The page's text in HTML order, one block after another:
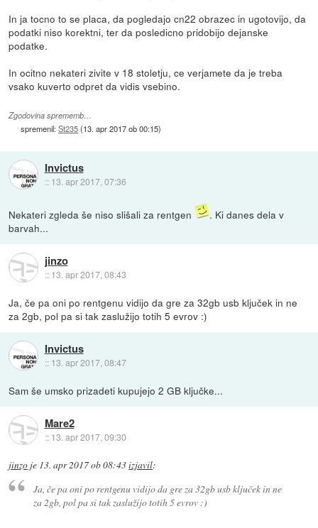
In ja tocno to se placa, da pogledajo cn22 obrazec in ugotovijo, da
podatki niso korektni, ter da posledicno pridobijo dejanske
podatke.
In ocitno nekateri zivite v 18 stoletju, ce verjamete da je treba
vsako kuverto odpret da vidis vsebino.
Zgodovina sprememb…
spremenil:St235(13. apr 2017 ob 00:15)
Invictus
:: 13. apr 2017, 07:36
Nekateri zgleda še niso slišali za rentgen
. Ki danes dela v
barvah...
jinzo
:: 13. apr 2017, 08:43
Ja, če pa oni po rentgenu vidijo da gre za 32gb usb ključek in ne
za 2gb, pol pa si tak zaslužijo totih 5 evrov :)
Invictus
:: 13. apr 2017, 08:47
Sam še umsko prizadeti kupujejo 2 GB ključke...
Mare2
:: 13. apr 2017, 09:30
jinzo je 13. apr 2017 ob 08:43izjavil:
Ja, če pa oni po rentgenu vidijo da gre za 32gb usb ključek in ne
za 2gb, pol pa si tak zaslužijo totih 5 evrov :)